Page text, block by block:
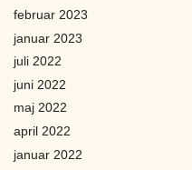
februar 2023
januar 2023
juli 2022
juni 2022
maj 2022
april 2022
januar 2022